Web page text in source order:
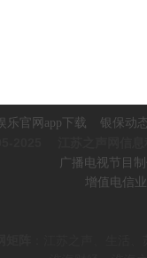
乐官网app下载 银保动
广播电视节目
增值电信